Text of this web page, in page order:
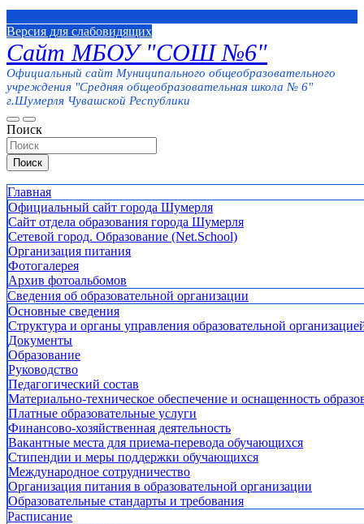
Версия для слабовидящих
Сайт МБОУ "СОШ №6"
Официальный сайт Муниципального общеобразовательного
учреждения "Средняя общеобразовательная школа № 6"
г.Шумерля Чувашской Республики
Поиск
Поиск
Главная
Официальный сайт города Шумерля
Сайт отдела образования города Шумерля
Сетевой город. Образование (Net.School)
Организация питания
Фотогалерея
Архив фотоальбомов
Сведения об образовательной организации
Основные сведения
Структура и органы управления образовательной
Документы
Образование
Руководство
Педагогический состав
Материально-техническое обеспечение и оснащенность
Платные образовательные услуги
Финансово-хозяйственная деятельность
Вакантные места для приема-перевода обучающихся
Стипендии и меры поддержки обучающихся
Международное сотрудничество
Организация питания в образовательной организации
Образовательные стандарты и требования
Расписание